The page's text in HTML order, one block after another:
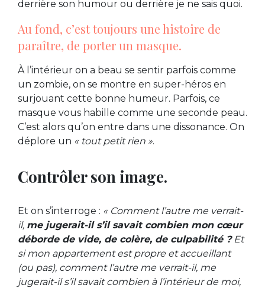
derrière son humour ou derrière je ne sais quoi.
Au fond, c’est toujours une histoire de
paraître, de porter un masque.
À l’intérieur on a beau se sentir parfois comme
un zombie, on se montre en super-héros en
surjouant cette bonne humeur. Parfois, ce
masque vous habille comme une seconde peau.
C’est alors qu’on entre dans une dissonance. On
déplore un « tout petit rien ».
Contrôler son image.
Et on s’interroge : « Comment l’autre me verrait-
il, me jugerait-il s’il savait combien mon cœur
déborde de vide, de colère, de culpabilité ?Et
si mon appartement est propre et accueillant
(ou pas), comment l’autre me verrait-il, me
jugerait-il s’il savait combien à l’intérieur de moi,